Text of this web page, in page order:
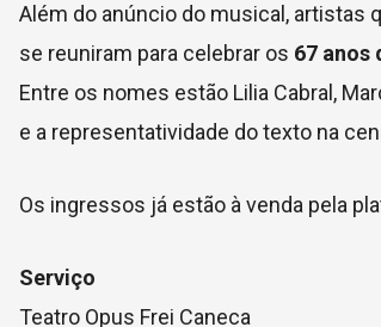
Além do anúncio do musical, artistas
se reuniram para celebrar os 67 anos
Entre os nomes estão Lilia Cabral ,
e a representatividade do texto na
Os ingressos já estão à venda pela
Serviço
Teatro Opus Frei Caneca